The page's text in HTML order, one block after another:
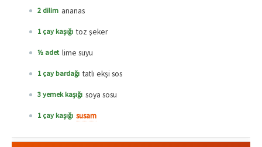
2 dilim ananas
1 çay kaşığı toz şeker
½ adet lime suyu
1 çay bardağı tatlı ekşi sos
3 yemek kaşığı soya sosu
1 çay kaşığı susam